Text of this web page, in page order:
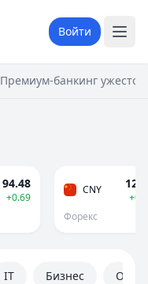
Войти
Премиум-банкинг
94.48
+0.69
CNY
Форекс
IT Бизнес